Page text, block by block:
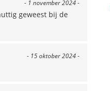
- 1 november 2024 -
geweest bij de
- 15 oktober 2024 -